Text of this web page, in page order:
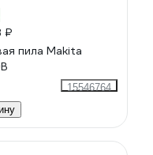
₽
пила Makita
15546764